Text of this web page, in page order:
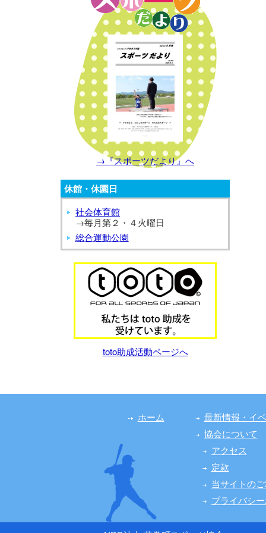
→『スポーツだより』へ
休館・休園日
社会体育館
→毎月第２・４火曜日
総合運動公園
toto助成活動ページへ
ホーム
最新情報・イ
協会について
アクセス
定款
当サイトの
プライバシ